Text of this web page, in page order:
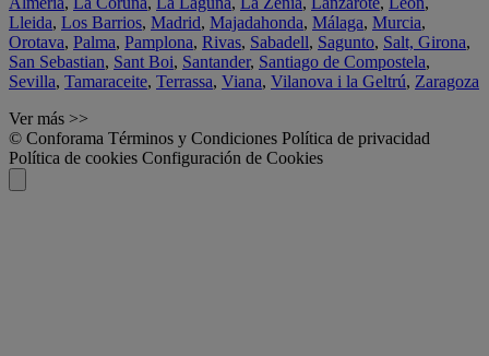
Lleida, Los Barrios, Madrid, Majadahonda, Málaga, Murcia,
Orotava, Palma, Pamplona, Rivas, Sabadell, Sagunto, Salt, Girona,
San Sebastian, Sant Boi, Santander, Santiago de Compostela,
Sevilla, Tamaraceite, Terrassa, Viana, Vilanova i la Geltrú, Zaragoza
Ver más >>
© Conforama Términos y Condiciones Política de privacidad
Política de cookies Configuración de Cookies